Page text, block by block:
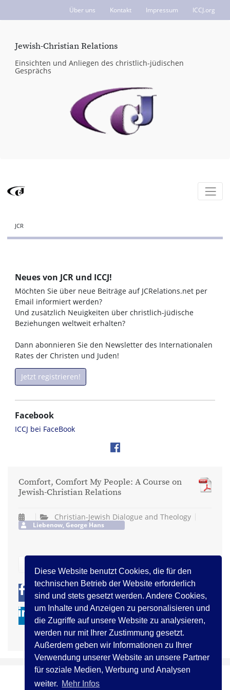
Diese Website benutzt Cookies, die für den
technischen Betrieb der Website erforderlich
sind und stets gesetzt werden. Andere Cookies,
um Inhalte und Anzeigen zu personalisieren und
die Zugriffe auf unsere Website zu analysieren,
werden nur mit Ihrer Zustimmung gesetzt.
Außerdem geben wir Informationen zu Ihrer
Verwendung unserer Website an unsere Partner
für soziale Medien, Werbung und Analysen
weiter. Mehr Infos
Über uns Kontakt Impressum ICCJ.org
Jewish-Christian Relations
Einsichten und Anliegen des christlich-jüdischen
Gesprächs
JCR
Neues von JCR und ICCJ!
Möchten Sie über neue Beiträge auf JCRelations.net per
Email informiert werden?
Und zusätzlich Neuigkeiten über christlich-jüdische
Beziehungen weltweit erhalten?
Dann abonnieren Sie den Newsletter des Internationalen
Rates der Christen und Juden!
Jetzt registrieren!
Facebook
ICCJ bei FaceBook
Comfort, Comfort My People: A Course on
Jewish-Christian Relations
Christian-Jewish Dialogue and Theology
Liebenow, George Hans
0 0